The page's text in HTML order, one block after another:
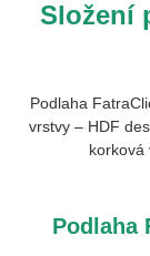
Složení
Podlaha
vrstvy – HDF
korková
Podlaha